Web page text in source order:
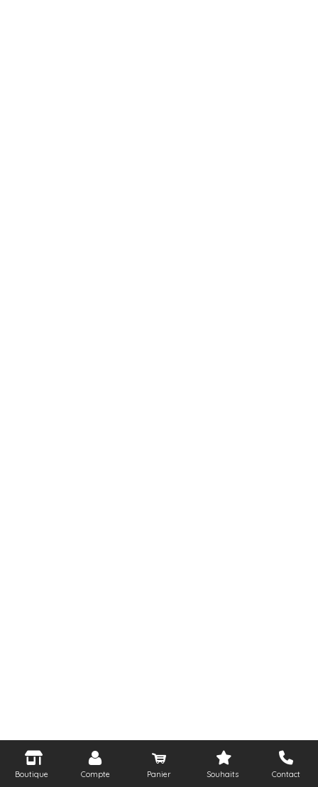
Boutique Compte Panier Souhaits Contact